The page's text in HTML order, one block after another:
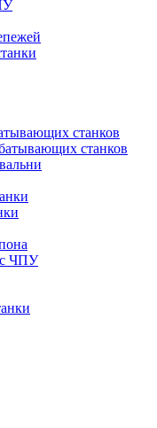
станков
станков
ЧПУ